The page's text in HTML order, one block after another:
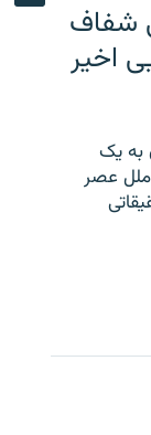
شفاف
اخیر
به یک
عصر